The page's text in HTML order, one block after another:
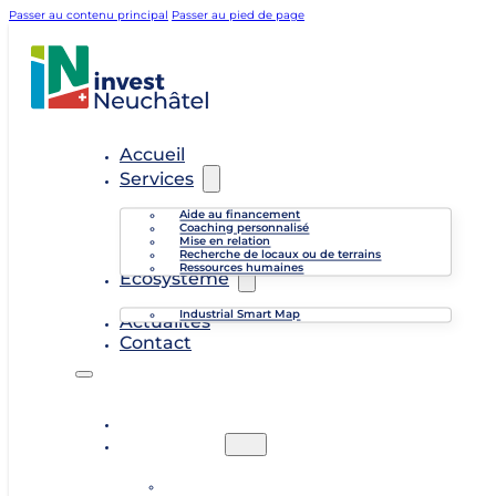
Passer au contenu principal Passer au pied de page
Accueil
Services
Aide au financement
Coaching personnalisé
Mise en relation
Recherche de locaux ou de terrains
Ressources humaines
Écosystème
Industrial Smart Map
Actualités
Contact